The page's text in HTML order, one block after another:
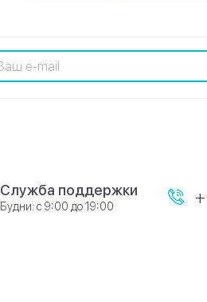
Служба поддержки
Будни: с 9:00 до 19:00